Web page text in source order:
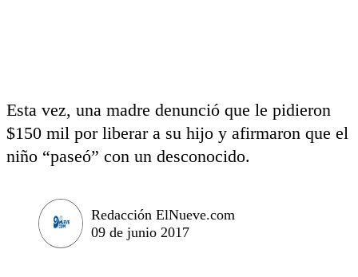
Esta vez, una madre denunció que le pidieron
$150 mil por liberar a su hijo y afirmaron que el
niño “paseó” con un desconocido.
Redacción ElNueve.com
09 de junio 2017